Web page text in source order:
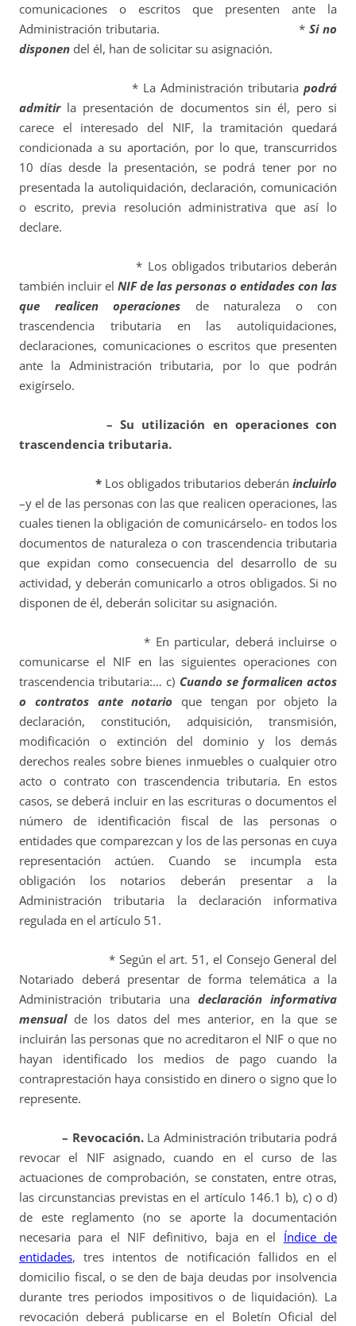
comunicaciones o escritos que presenten ante la
Administración tributaria. *Si no
disponen del él, han de solicitar su asignación.
* La Administración tributaria podrá
admitirla presentación de documentos sin él, pero si
carece el interesado del NIF, la tramitación quedará
condicionada a su aportación, por lo que, transcurridos
10 días desde la presentación, se podrá tener por no
presentada la autoliquidación, declaración, comunicación
o escrito, previa resolución administrativa que así lo
declare.
* Los obligados tributarios deberán
también incluir el NIF de las personas o entidades con las
que realicen operaciones de naturaleza o con
trascendencia tributaria en las autoliquidaciones,
declaraciones, comunicaciones o escritos que presenten
ante la Administración tributaria, por lo que podrán
exigírselo.
– Su utilización en operaciones con
trascendencia tributaria.
* Los obligados tributarios deberán incluirlo
–y el de las personas con las que realicen operaciones, las
cuales tienen la obligación de comunicárselo- en todos los
documentos de naturaleza o con trascendencia tributaria
que expidan como consecuencia del desarrollo de su
actividad, y deberán comunicarlo a otros obligados. Si no
disponen de él, deberán solicitar su asignación.
* En particular, deberá incluirse o
comunicarse el NIF en las siguientes operaciones con
trascendencia tributaria:… c) Cuando se formalicen actos
o contratos ante notario que tengan por objeto la
declaración, constitución, adquisición, transmisión,
modificación o extinción del dominio y los demás
derechos reales sobre bienes inmuebles o cualquier otro
acto o contrato con trascendencia tributaria. En estos
casos, se deberá incluir en las escrituras o documentos el
número de identificación fiscal de las personas o
entidades que comparezcan y los de las personas en cuya
representación actúen. Cuando se incumpla esta
obligación los notarios deberán presentar a la
Administración tributaria la declaración informativa
regulada en el artículo 51.
* Según el art. 51, el Consejo General del
Notariado deberá presentar de forma telemática a la
Administración tributaria una declaración informativa
mensualde los datos del mes anterior, en la que se
incluirán las personas que no acreditaron el NIF o que no
hayan identificado los medios de pago cuando la
contraprestación haya consistido en dinero o signo que lo
represente.
– Revocación.La Administración tributaria podrá
revocar el NIF asignado, cuando en el curso de las
actuaciones de comprobación, se constaten, entre otras,
las circunstancias previstas en el artículo 146.1 b), c) o d)
de este reglamento (no se aporte la documentación
necesaria para el NIF definitivo, baja en el Índice de
entidades, tres intentos de notificación fallidos en el
domicilio fiscal, o se den de baja deudas por insolvencia
durante tres periodos impositivos o de liquidación). La
revocación deberá publicarse en el Boletín Oficial del